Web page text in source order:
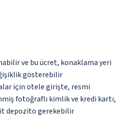
ve bu ücret, konaklama yeri
gösterebilir
için otele girişte, resmi
fotoğraflı kimlik ve kredi kartı,
depozito gerekebilir